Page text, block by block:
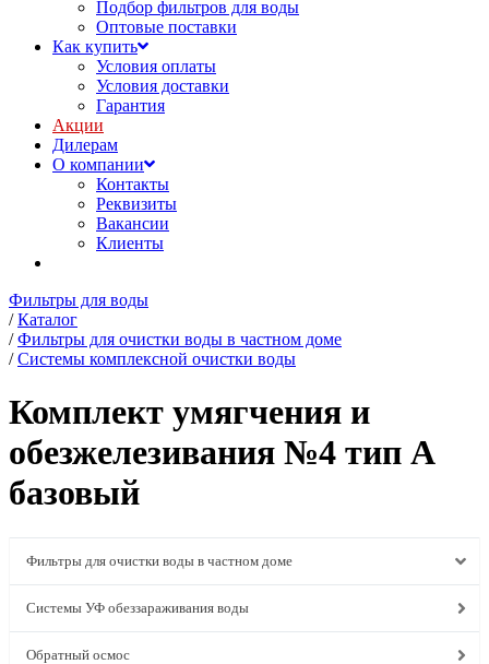
Подбор фильтров для воды
Оптовые поставки
Как купить
Условия оплаты
Условия доставки
Гарантия
Акции
Дилерам
О компании
Контакты
Реквизиты
Вакансии
Клиенты
Фильтры для воды
/ Каталог
/ Фильтры для очистки воды в частном доме
/ Системы комплексной очистки воды
Комплект умягчения и
обезжелезивания №4 тип A
базовый
Фильтры для очистки воды в частном доме
Системы УФ обеззараживания воды
Обратный осмос